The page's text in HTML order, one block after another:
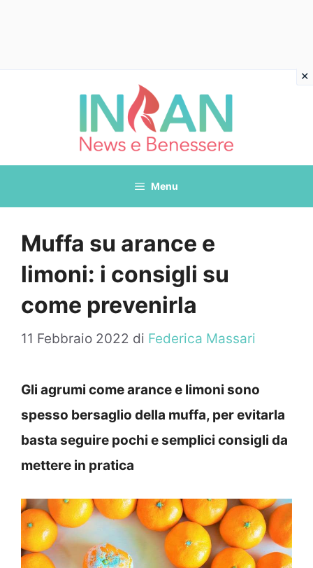
Menu
Muffa su arance e
limoni: i consigli su
come prevenirla
11 Febbraio 2022 di Federica Massari
Gli agrumi come arance e limoni sono
spesso bersaglio della muffa, per evitarla
basta seguire pochi e semplici consigli da
mettere in pratica